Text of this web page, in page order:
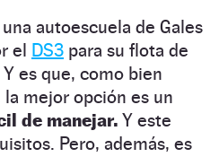
autoescuela de Gales
el DS3 para su flota de
es que, como bien
mejor opción es un
de manejar. Y este
Pero, además, es